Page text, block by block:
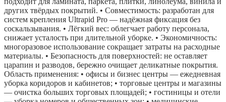
других твёрдых покрытий. • Совместимость: разработан для
систем крепления Ultrapid Pro — надёжная фиксация без
соскальзывания. • Лёгкий вес: облегчает работу персонала,
снижает усталость при длительной уборке. • Экономичность:
многоразовое использование сокращает затраты на расходные
материалы. • Безопасность для поверхностей: не оставляет
царапин и разводов, бережно очищает деликатные покрытия.
Область применения: • офисы и бизнес центры — ежедневная
уборка коридоров и кабинетов; • торговые центры и магазины
— очистка больших торговых площадей; • гостиницы и отели